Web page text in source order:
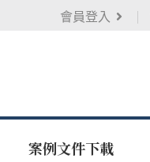
會員登入
案例文件下載